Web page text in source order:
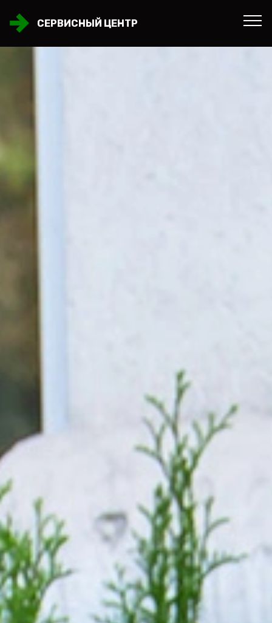
СЕРВИСНЫЙ ЦЕНТР